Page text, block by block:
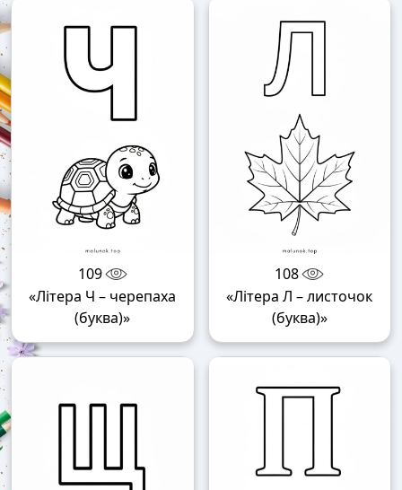
109
«Літера Ч – черепаха
(буква)»
108
«Літера Л – листочок
(буква)»